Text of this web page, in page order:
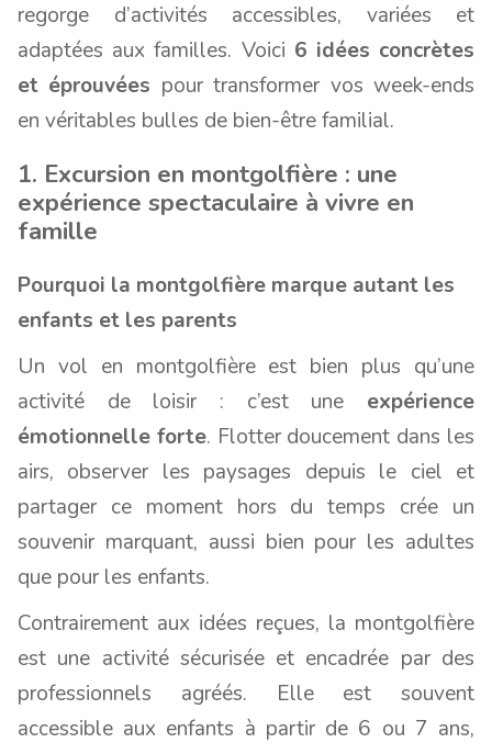
regorge d’activités accessibles, variées et
adaptées aux familles. Voici 6 idées concrètes
et éprouvées pour transformer vos week-ends
en véritables bulles de bien-être familial.
1. Excursion en montgolfière : une
expérience spectaculaire à vivre en
famille
Pourquoi la montgolfière marque autant les
enfants et les parents
Un vol en montgolfière est bien plus qu’une
activité de loisir : c’est une expérience
émotionnelle forte. Flotter doucement dans les
airs, observer les paysages depuis le ciel et
partager ce moment hors du temps crée un
souvenir marquant, aussi bien pour les adultes
que pour les enfants.
Contrairement aux idées reçues, la montgolfière
est une activité sécurisée et encadrée par des
professionnels agréés. Elle est souvent
accessible aux enfants à partir de 6 ou 7 ans,